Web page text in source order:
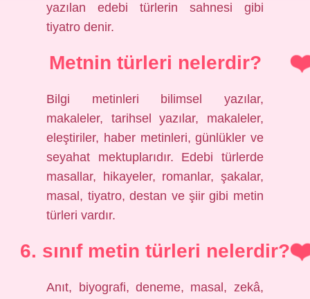
yazılan edebi türlerin sahnesi gibi
tiyatro denir.
Metnin türleri nelerdir?
Bilgi metinleri bilimsel yazılar,
makaleler, tarihsel yazılar, makaleler,
eleştiriler, haber metinleri, günlükler ve
seyahat mektuplarıdır. Edebi türlerde
masallar, hikayeler, romanlar, şakalar,
masal, tiyatro, destan ve şiir gibi metin
türleri vardır.
6. sınıf metin türleri nelerdir?
Anıt, biyografi, deneme, masal, zekâ,